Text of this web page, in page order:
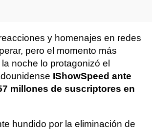
y homenajes en redes
pero el momento más
noche lo protagonizó el
IShowSpeed ante
millones de suscriptores en
hundido por la eliminación de